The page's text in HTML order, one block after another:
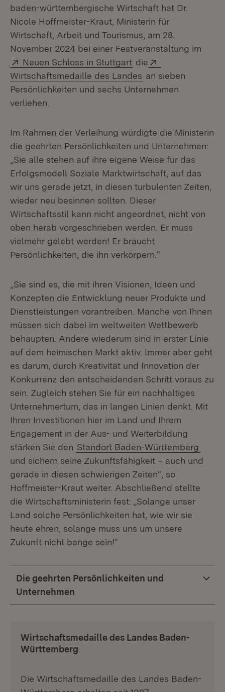
baden-württembergische Wirtschaft hat Dr.
Nicole Hoffmeister-Kraut, Ministerin für
Wirtschaft, Arbeit und Tourismus, am 28.
November 2024 bei einer Festveranstaltung im
Extern:
Neuen Schloss in Stuttgart (Öffnet in neuem
die
Wirtschaftsmedaille des Landes (Öffnet in neuem
an sieben
Persönlichkeiten und sechs Unternehmen
verliehen.
Im Rahmen der Verleihung würdigte die Ministerin
die geehrten Persönlichkeiten und Unternehmen:
„Sie alle stehen auf ihre eigene Weise für das
Erfolgsmodell Soziale Marktwirtschaft, auf das
wir uns gerade jetzt, in diesen turbulenten Zeiten,
wieder neu besinnen sollten. Dieser
Wirtschaftsstil kann nicht angeordnet, nicht von
oben herab vorgeschrieben werden. Er muss
vielmehr gelebt werden! Er braucht
Persönlichkeiten, die ihn verkörpern.“
„Sie sind es, die mit ihren Visionen, Ideen und
Konzepten die Entwicklung neuer Produkte und
Dienstleistungen vorantreiben. Manche von Ihnen
müssen sich dabei im weltweiten Wettbewerb
behaupten. Andere wiederum sind in erster Linie
auf dem heimischen Markt aktiv. Immer aber geht
es darum, durch Kreativität und Innovation der
Konkurrenz den entscheidenden Schritt voraus zu
sein. Zugleich stehen Sie für ein nachhaltiges
Unternehmertum, das in langen Linien denkt. Mit
Ihren Investitionen hier im Land und Ihrem
Engagement in der Aus- und Weiterbildung
stärken Sie den Standort Baden-Württemberg
und sichern seine Zukunftsfähigkeit – auch und
gerade in diesen schwierigen Zeiten“, so
Hoffmeister-Kraut weiter. Abschließend stellte
die Wirtschaftsministerin fest: „Solange unser
Land solche Persönlichkeiten hat, wie wir sie
heute ehren, solange muss uns um unsere
Zukunft nicht bange sein!“
Die geehrten Persönlichkeiten und
Unternehmen
Wirtschaftsmedaille des Landes Baden-
Württemberg
Die Wirtschaftsmedaille des Landes Baden-